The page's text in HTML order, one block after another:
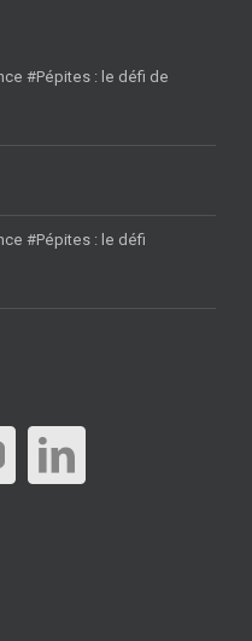
#Pépites : le défi de
#Pépites : le défi